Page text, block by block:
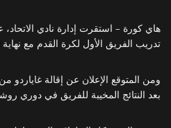
هاي كورة – استقرت إدارة نادي الاتحاد،
تدريب الفريق الأول لكرة القدم مع
ومن المتوقع الإعلان عن إقالة غاياردو
بعد النتائج المخيبة للفريق في دوري